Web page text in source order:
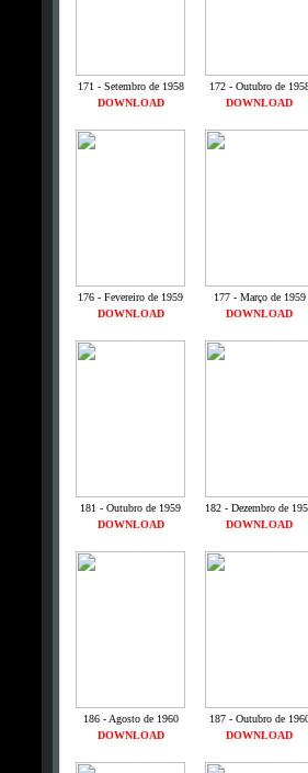
171 - Setembro de 1958
172 - Outubro de
DOWNLOAD
DOWNLOAD
176 - Fevereiro de 1959
177 - Março de 1959
DOWNLOAD
DOWNLOAD
181 - Outubro de 1959
182 - Dezembro de
DOWNLOAD
DOWNLOAD
186 - Agosto de 1960
187 - Outubro de
DOWNLOAD
DOWNLOAD